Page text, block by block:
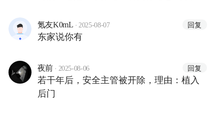
氪友K0mL · 2025-08-07 回复
东家说你有
夜前 · 2025-08-06 回复
若干年后，安全主管被开除，理由：植入
后门